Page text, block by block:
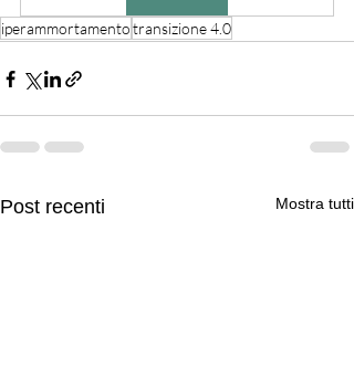
iperammortamentotransizione 4.0
Post recenti Mostra tutti